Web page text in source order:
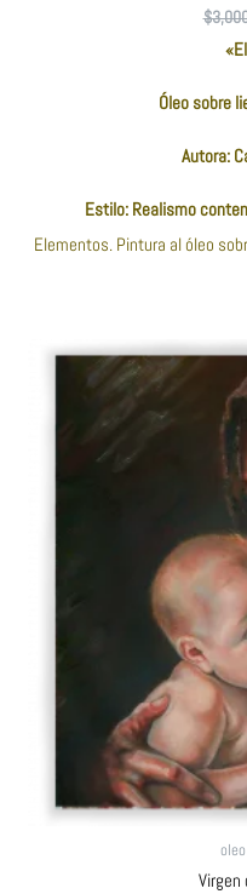
$
Óleo sobre
Autora:
Estilo: Realismo
Elementos. Pintura al óleo
Virgen